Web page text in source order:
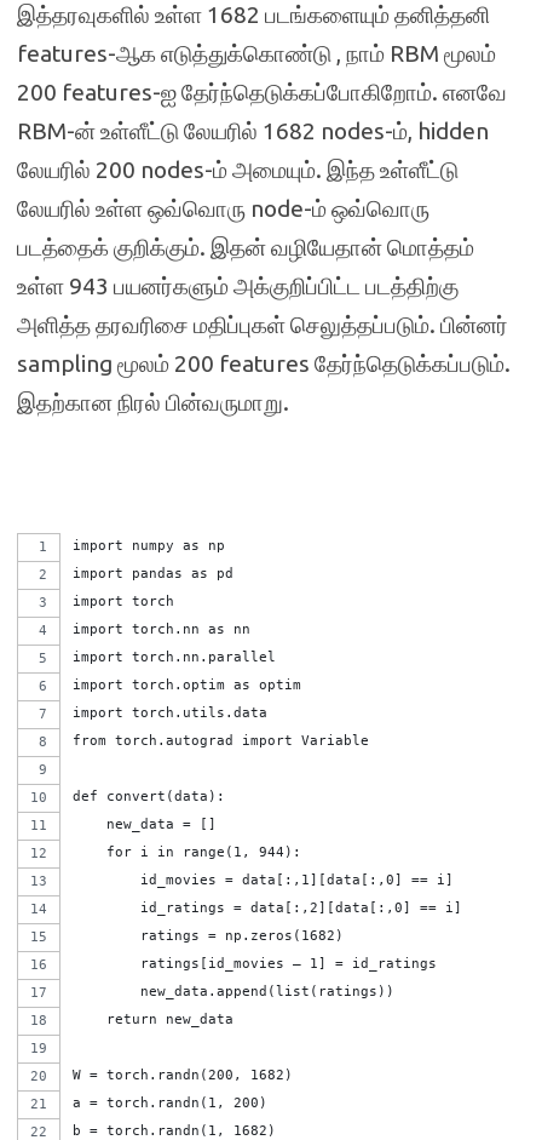
இத்தரவுகளில் உள்ள 1682 படங்களையும் தனித்தனி
features-ஆக எடுத்துக்கொண்டு , நாம் RBM மூலம்
200 features-ஐ தேர்ந்தெடுக்கப்போகிறோம். எனவே
RBM-ன் உள்ளீட்டு லேயரில் 1682 nodes-ம், hidden
லேயரில் 200 nodes-ம் அமையும். இந்த உள்ளீட்டு
லேயரில் உள்ள ஒவ்வொரு node-ம் ஒவ்வொரு
படத்தைக் குறிக்கும். இதன் வழியேதான் மொத்தம்
உள்ள 943 பயனர்களும் அக்குறிப்பிட்ட படத்திற்கு
அளித்த தரவரிசை மதிப்புகள் செலுத்தப்படும். பின்னர்
sampling மூலம் 200 features தேர்ந்தெடுக்கப்படும்.
இதற்கான நிரல் பின்வருமாறு.
import numpy as np
import pandas as pd
import torch
import torch.nn as nn
import torch.nn.parallel
import torch.optim as optim
import torch.utils.data
from torch.autograd import Variable
def convert(data):
    new_data = []
    for i in range(1, 944):
        id_movies = data[:,1][data[:,0] == i]
        id_ratings = data[:,2][data[:,0] == i]
        ratings = np.zeros(1682)
        ratings[id_movies – 1] = id_ratings
        new_data.append(list(ratings))
    return new_data
W = torch.randn(200, 1682)
a = torch.randn(1, 200)
b = torch.randn(1, 1682)